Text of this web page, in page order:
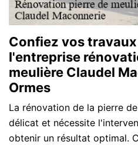
Confiez vos
l'entreprise
meulière Claudel
Ormes
La rénovation de la pierre
délicat et nécessite
obtenir un résultat optimal.